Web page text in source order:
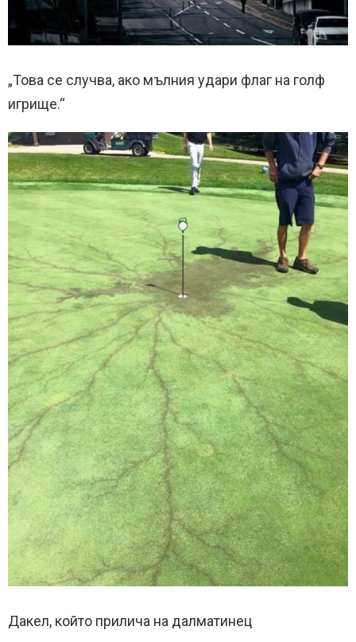
„Това се случва, ако мълния удари флаг на голф
игрище.“
Дакел, който прилича на далматинец